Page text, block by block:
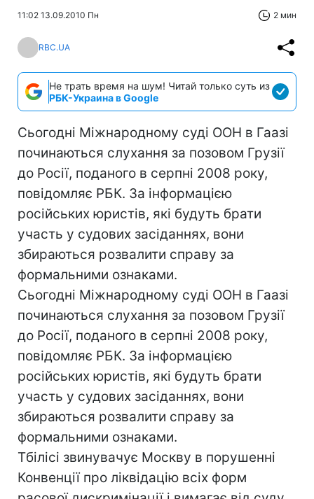
11:02 13.09.2010 Пн 2 мин
RBC.UA
Не трать время на шум! Читай только суть из
РБК-Украина в Google
Сьогодні Міжнародному суді ООН в Гаазі
починаються слухання за позовом Грузії
до Росії, поданого в серпні 2008 року,
повідомляє РБК. За інформацією
російських юристів, які будуть брати
участь у судових засіданнях, вони
збираються розвалити справу за
формальними ознаками.
Сьогодні Міжнародному суді ООН в Гаазі
починаються слухання за позовом Грузії
до Росії, поданого в серпні 2008 року,
повідомляє РБК. За інформацією
російських юристів, які будуть брати
участь у судових засіданнях, вони
збираються розвалити справу за
формальними ознаками.
Тбілісі звинувачує Москву в порушенні
Конвенції про ліквідацію всіх форм